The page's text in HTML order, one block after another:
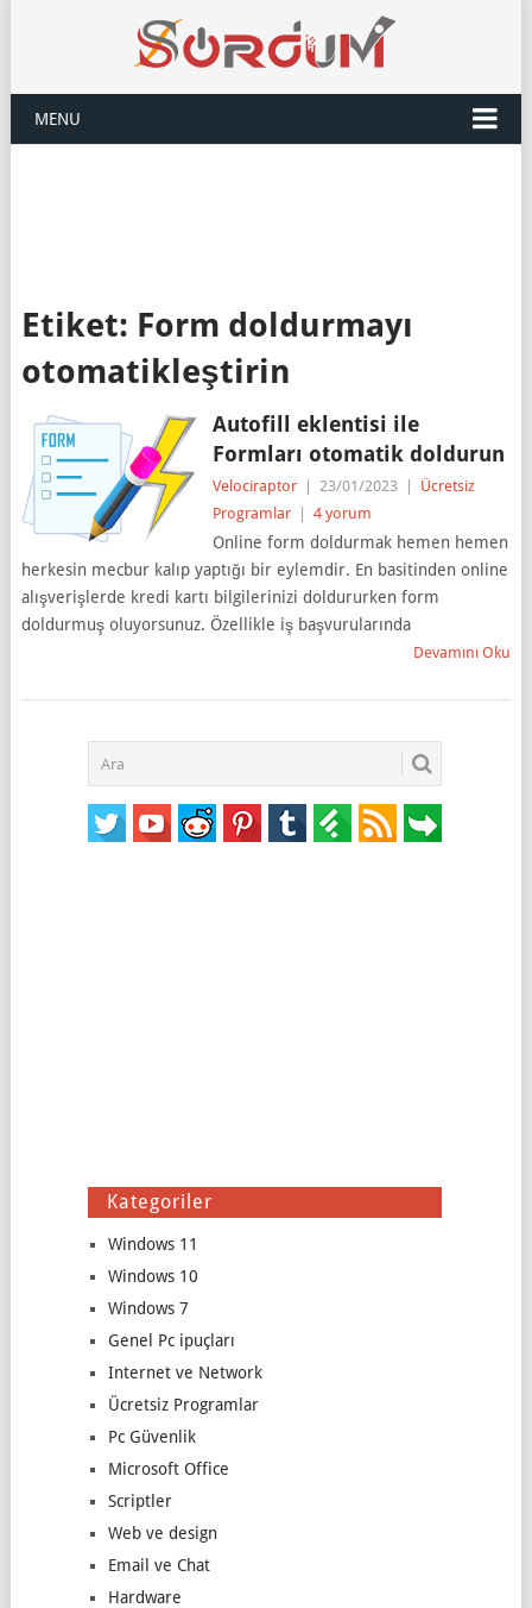
MENU
Etiket: Form doldurmayı
otomatikleştirin
Autofill eklentisi ile
Formları otomatik doldurun
Velociraptor 23/01/2023
Ücretsiz
Programlar
4 yorum
Online form doldurmak hemen hemen
herkesin mecbur kalıp yaptığı bir eylemdir. En basitinden online
alışverişlerde kredi kartı bilgilerinizi doldururken form
doldurmuş oluyorsunuz. Özellikle iş başvurularında
Devamını Oku
Kategoriler
Windows 11
Windows 10
Windows 7
Genel Pc ipuçları
Internet ve Network
Ücretsiz Programlar
Pc Güvenlik
Microsoft Office
Scriptler
Web ve design
Email ve Chat
Hardware